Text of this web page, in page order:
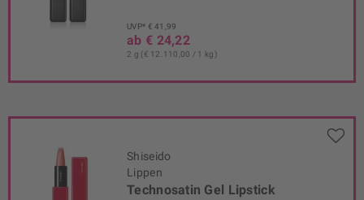
UVP* € 41,99
ab € 24,22
2 g (€ 12.110,00 / 1 kg)
Shiseido
Lippen
Technosatin Gel Lipstick